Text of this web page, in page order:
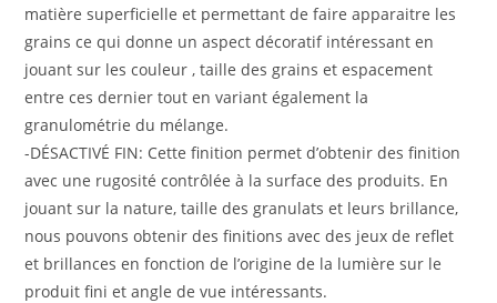
matière superficielle et permettant de faire apparaitre les
grains ce qui donne un aspect décoratif intéressant en
jouant sur les couleur , taille des grains et espacement
entre ces dernier tout en variant également la
granulométrie du mélange.
-DÉSACTIVÉ FIN: Cette finition permet d’obtenir des finition
avec une rugosité contrôlée à la surface des produits. En
jouant sur la nature, taille des granulats et leurs brillance,
nous pouvons obtenir des finitions avec des jeux de reflet
et brillances en fonction de l’origine de la lumière sur le
produit fini et angle de vue intéressants.